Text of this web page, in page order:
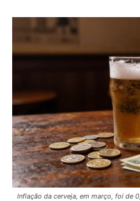
Inflação da cerveja, em março, foi de